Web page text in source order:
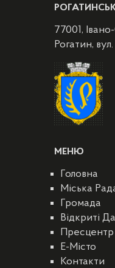
77001,
Рогатин,
МЕНЮ
Головна
Міська
Громада
Відкриті
Пресцентр
E-Місто
Контакти